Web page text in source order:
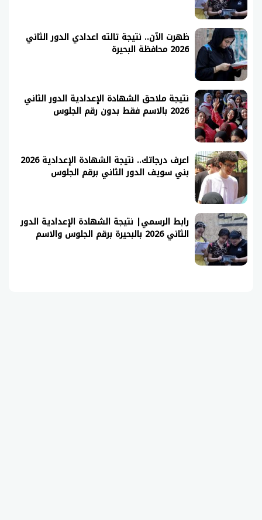
ظهرت الآن.. نتيجة تالته اعدادي الدور الثاني
2026 محافظة البحيرة
نتيجة ملاحق الشهادة الإعدادية الدور الثاني
2026 بالاسم فقط بدون رقم الجلوس
اعرف درجاتك.. نتيجة الشهادة الإعدادية 2026
بني سويف الدور الثاني برقم الجلوس
رابط الرسمي| نتيجة الشهادة الإعدادية الدور
الثاني 2026 بالبحيرة برقم الجلوس والاسم